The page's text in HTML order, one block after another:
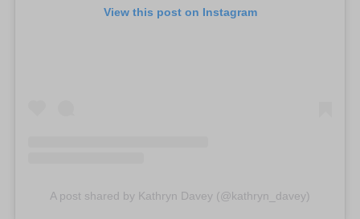
View this post on Instagram
A post shared by Kathryn Davey (@kathryn_davey)